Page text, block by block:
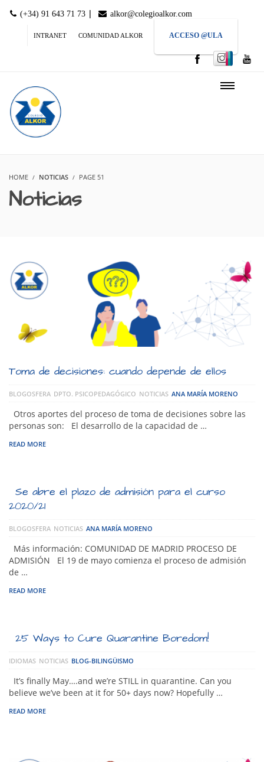
(+34) 91 643 71 73 | alkor@colegioalkor.com
INTRANET COMUNIDAD ALKOR ACCESO @ULA
HOME NOTICIAS PAGE 51
Noticias
Toma de decisiones: cuando depende de ellos
BLOGOSFERA DPTO. PSICOPEDAGÓGICO NOTICIAS ANA MARÍA MORENO
Otros aportes del proceso de toma de decisiones sobre las
personas son: El desarrollo de la capacidad de …
READ MORE
Se abre el plazo de admisión para el curso
2020/21
BLOGOSFERA NOTICIAS ANA MARÍA MORENO
Más información: COMUNIDAD DE MADRID PROCESO DE
ADMISIÓN El 19 de mayo comienza el proceso de admisión
de …
READ MORE
25 Ways to Cure Quarantine Boredom!
IDIOMAS NOTICIAS BLOG-BILINGÜISMO
It’s finally May….and we’re STILL in quarantine. Can you
believe we’ve been at it for 50+ days now? Hopefully …
READ MORE